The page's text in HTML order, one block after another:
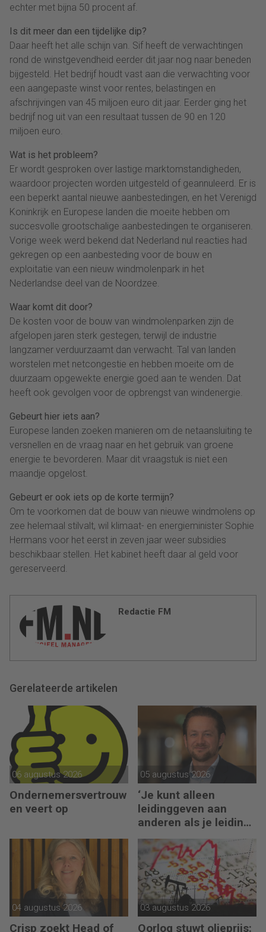
echter met bijna 50 procent af.
Is dit meer dan een tijdelijke dip?
Daar heeft het alle schijn van. Sif heeft de verwachtingen
rond de winstgevendheid eerder dit jaar nog naar beneden
bijgesteld. Het bedrijf houdt vast aan die verwachting voor
een aangepaste winst voor rentes, belastingen en
afschrijvingen van 45 miljoen euro dit jaar. Eerder ging het
bedrijf nog uit van een resultaat tussen de 90 en 120
miljoen euro.
Wat is het probleem?
Er wordt gesproken over lastige marktomstandigheden,
waardoor projecten worden uitgesteld of geannuleerd. Er is
een beperkt aantal nieuwe aanbestedingen, en het Verenigd
Koninkrijk en Europese landen die moeite hebben om
succesvolle grootschalige aanbestedingen te organiseren.
Vorige week werd bekend dat Nederland nul reacties had
gekregen op een aanbesteding voor de bouw en
exploitatie van een nieuw windmolenpark in het
Nederlandse deel van de Noordzee.
Waar komt dit door?
De kosten voor de bouw van windmolenparken zijn de
afgelopen jaren sterk gestegen, terwijl de industrie
langzamer verduurzaamt dan verwacht. Tal van landen
worstelen met netcongestie en hebben moeite om de
duurzaam opgewekte energie goed aan te wenden. Dat
heeft ook gevolgen voor de opbrengst van windenergie.
Gebeurt hier iets aan?
Europese landen zoeken manieren om de netaansluiting te
versnellen en de vraag naar en het gebruik van groene
energie te bevorderen. Maar dit vraagstuk is niet een
maandje opgelost.
Gebeurt er ook iets op de korte termijn?
Om te voorkomen dat de bouw van nieuwe windmolens op
zee helemaal stilvalt, wil klimaat- en energieminister Sophie
Hermans voor het eerst in zeven jaar weer subsidies
beschikbaar stellen. Het kabinet heeft daar al geld voor
gereserveerd.
Redactie FM
Gerelateerde artikelen
06 augustus 2026
Ondernemersvertrouw
en veert op
05 augustus 2026
‘Je kunt alleen
leidinggeven aan
anderen als je leiding
kunt geven aan jezelf’
04 augustus 2026
Crisp zoekt Head of
03 augustus 2026
Oorlog stuwt olieprijs: